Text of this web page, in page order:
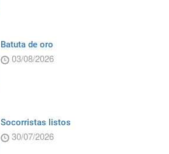
Batuta de oro
03/08/2026
Socorristas listos
30/07/2026